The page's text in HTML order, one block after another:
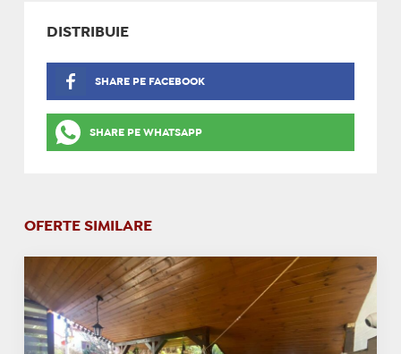
DISTRIBUIE
SHARE PE FACEBOOK
SHARE PE WHATSAPP
OFERTE SIMILARE